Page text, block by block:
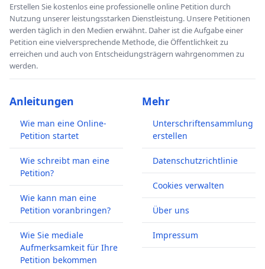
Erstellen Sie kostenlos eine professionelle online Petition durch
Nutzung unserer leistungsstarken Dienstleistung. Unsere Petitionen
werden täglich in den Medien erwähnt. Daher ist die Aufgabe einer
Petition eine vielversprechende Methode, die Öffentlichkeit zu
erreichen und auch von Entscheidungsträgern wahrgenommen zu
werden.
Anleitungen
Wie man eine Online-
Petition startet
Wie schreibt man eine
Petition?
Wie kann man eine
Petition voranbringen?
Wie Sie mediale
Aufmerksamkeit für Ihre
Petition bekommen
Mehr
Unterschriftensammlung
erstellen
Datenschutzrichtlinie
Cookies verwalten
Über uns
Impressum